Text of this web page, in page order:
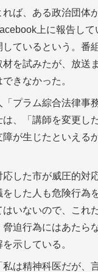
れば、ある政治団体
上に報告して
ているという。番
材を試みたが、放送
きなかった。
「プラム綜合法律事
は、「講師を変更し
障が生じたといえる
応した市が威圧的対
をした人も危険行為
はいないので、これ
脅迫行為にはあたら
示している。
私は精神科医だが、